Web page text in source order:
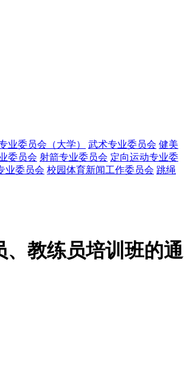
业委员会（大学） 武术专业委员会 健美
委员会 射箭专业委员会 定向运动专业委
业委员会 校园体育新闻工作委员会 跳绳
、教练员培训班的通